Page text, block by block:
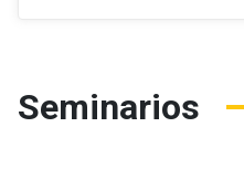
Seminarios